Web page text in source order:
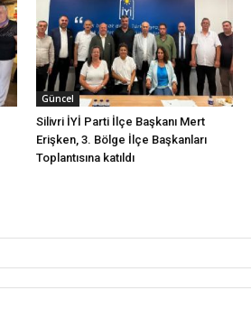
Güncel
Silivri İYİ Parti İlçe Başkanı Mert
Erişken, 3. Bölge İlçe Başkanları
Toplantısına katıldı